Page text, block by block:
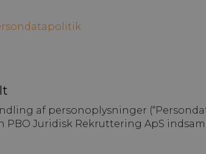
af personoplysninger
PBO Juridisk Rekruttering ApS